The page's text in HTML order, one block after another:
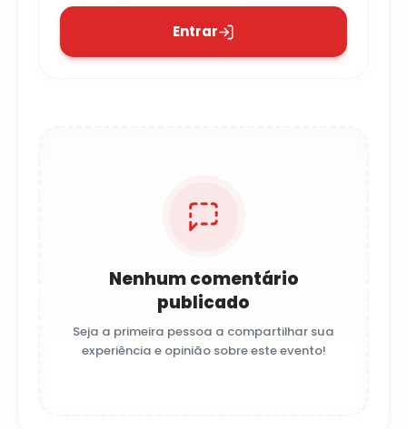
Entrar
Nenhum comentário
publicado
Seja a primeira pessoa a compartilhar sua
experiência e opinião sobre este evento!